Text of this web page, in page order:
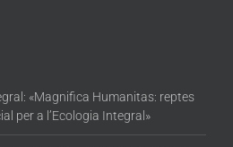
«Magnifica Humanitas: reptes
per a l’Ecologia Integral»